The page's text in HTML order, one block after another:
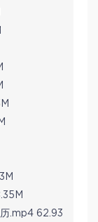
.mp4 62.93